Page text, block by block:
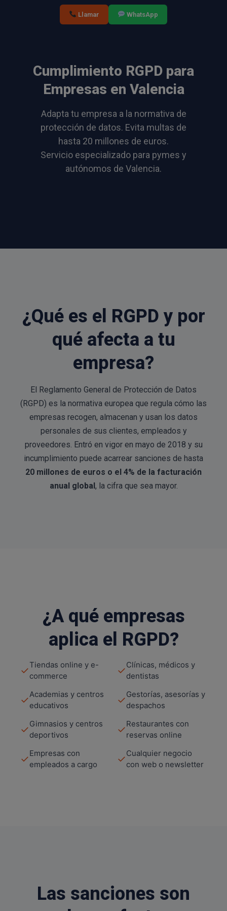
Llamar WhatsApp
Cumplimiento RGPD para
Empresas en Valencia
Adapta tu empresa a la normativa de
protección de datos. Evita multas de
hasta 20 millones de euros.
Servicio especializado para pymes y
autónomos de Valencia.
¿Qué es el RGPD y por
qué afecta a tu
empresa?
El Reglamento General de Protección de Datos
(RGPD) es la normativa europea que regula cómo las
empresas recogen, almacenan y usan los datos
personales de sus clientes, empleados y
proveedores. Entró en vigor en mayo de 2018 y su
incumplimiento puede acarrear sanciones de hasta
20 millones de euros o el 4% de la facturación
anual global, la cifra que sea mayor.
¿A qué empresas
aplica el RGPD?
✓Tiendas online y e-
commerce
✓Clínicas, médicos y
dentistas
✓Academias y centros
educativos
✓Gestorías, asesorías y
despachos
✓Gimnasios y centros
deportivos
✓Restaurantes con
reservas online
✓Empresas con
empleados a cargo
✓Cualquier negocio
con web o newsletter
Las sanciones son